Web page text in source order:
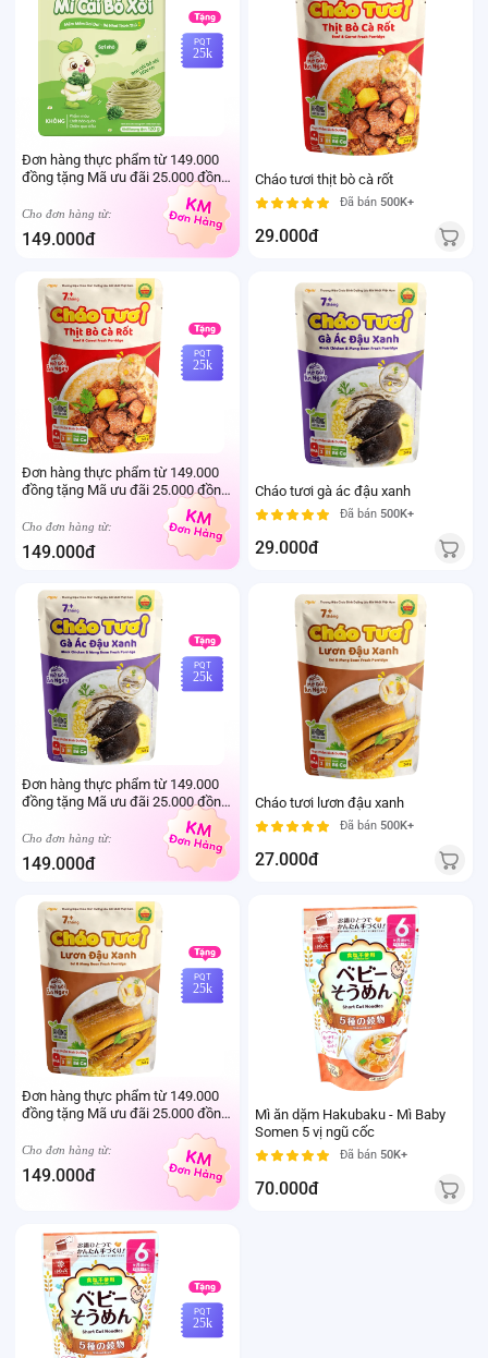
PQT
25k
Đơn hàng thực phẩm từ 149.000
đồng tặng Mã ưu đãi 25.000 đồng
mua sản phẩm Thực phẩm Ivenet
bất kỳ (Trừ sản phẩm sữa thay thể
sữa mẹ cho trẻ dưới 24 tháng tuổi)
Cho đơn hàng từ:
149.000đ
Cháo tươi thịt bò cà rốt
Đã bán 500K+
29.000đ
PQT
25k
Đơn hàng thực phẩm từ 149.000
đồng tặng Mã ưu đãi 25.000 đồng
mua sản phẩm Thực phẩm Ivenet
bất kỳ (Trừ sản phẩm sữa thay thể
sữa mẹ cho trẻ dưới 24 tháng tuổi)
Cho đơn hàng từ:
149.000đ
Cháo tươi gà ác đậu xanh
Đã bán 500K+
29.000đ
PQT
25k
Đơn hàng thực phẩm từ 149.000
đồng tặng Mã ưu đãi 25.000 đồng
mua sản phẩm Thực phẩm Ivenet
bất kỳ (Trừ sản phẩm sữa thay thể
sữa mẹ cho trẻ dưới 24 tháng tuổi)
Cho đơn hàng từ:
149.000đ
Cháo tươi lươn đậu xanh
Đã bán 500K+
27.000đ
PQT
25k
Đơn hàng thực phẩm từ 149.000
đồng tặng Mã ưu đãi 25.000 đồng
mua sản phẩm Thực phẩm Ivenet
bất kỳ (Trừ sản phẩm sữa thay thể
sữa mẹ cho trẻ dưới 24 tháng tuổi)
Cho đơn hàng từ:
149.000đ
Mì ăn dặm Hakubaku - Mì Baby
Somen 5 vị ngũ cốc
Đã bán 50K+
70.000đ
PQT
25k